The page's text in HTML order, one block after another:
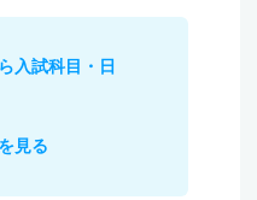
入試科目・日
見る